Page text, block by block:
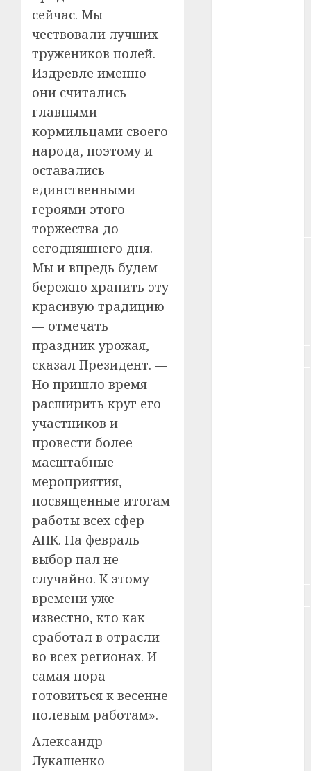
сейчас. Мы
чествовали лучших
тружеников полей.
Издревле именно
они считались
главными
кормильцами своего
народа, поэтому и
оставались
единственными
героями этого
торжества до
сегодняшнего дня.
Мы и впредь будем
бережно хранить эту
красивую традицию
— отмечать
праздник урожая, —
сказал Президент. —
Но пришло время
расширить круг его
участников и
провести более
масштабные
мероприятия,
посвященные итогам
работы всех сфер
АПК. На февраль
выбор пал не
случайно. К этому
времени уже
известно, кто как
сработал в отрасли
во всех регионах. И
самая пора
готовиться к весенне-
полевым работам».
Александр
Лукашенко